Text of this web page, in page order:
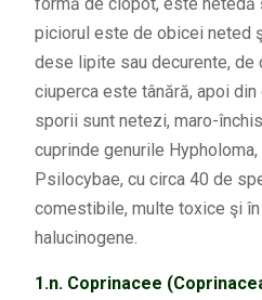
piciorul este de obicei neted
dese lipite sau decurente, de
ciuperca este tânără, apoi
sporii sunt netezi, maro-
cuprinde genurile
Psilocybae, cu circa 40 de
comestibile, multe toxice şi
halucinogene.
1.n. Coprinacee